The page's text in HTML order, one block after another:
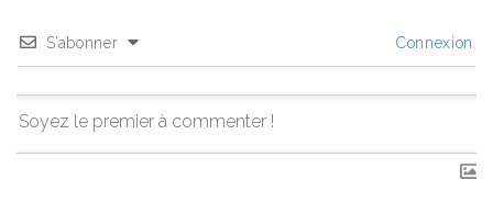
S’abonner Connexion